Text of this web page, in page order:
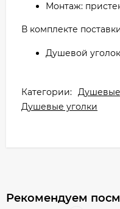
Монтаж:
В комплекте
Душевой
Категории:
Душевые уголки
Рекомендуем